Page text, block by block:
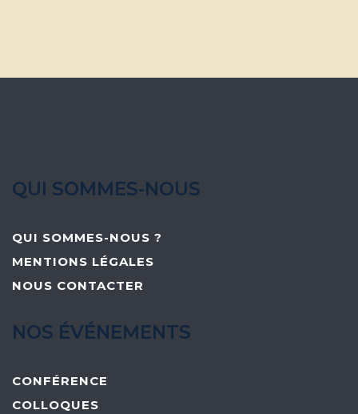
QUI SOMMES-NOUS
QUI SOMMES-NOUS ?
MENTIONS LÉGALES
NOUS CONTACTER
NOS ÉVÉNEMENTS
CONFÉRENCE
COLLOQUES